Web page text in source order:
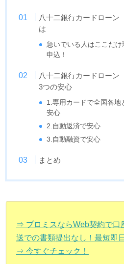
八十二銀行カードローン
は
急いでいる人はここだ
申込！
八十二銀行カードローン
3つの安心
1.専用カードで全国各地
安心
2.自動返済で安心
3.自動融資で安心
まとめ
⇒ プロミスならWeb契約で口
送での書類提出なし！最短即
⇒ 今すぐチェック！